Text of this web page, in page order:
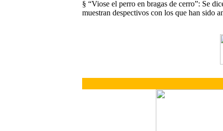
§ “Viose el perro en bragas de cerro”: Se
muestran despectivos con los que han sido